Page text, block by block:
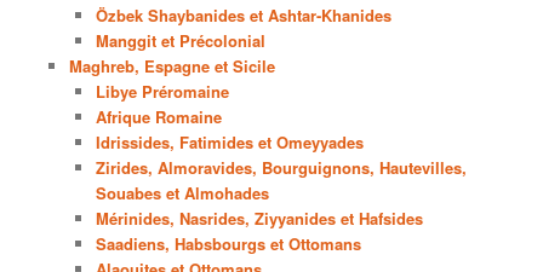
Özbek Shaybanides et Ashtar-Khanides
Manggit et Précolonial
Maghreb, Espagne et Sicile
Libye Préromaine
Afrique Romaine
Idrissides, Fatimides et Omeyyades
Zirides, Almoravides, Bourguignons, Hautevilles,
Souabes et Almohades
Mérinides, Nasrides, Ziyyanides et Hafsides
Saadiens, Habsbourgs et Ottomans